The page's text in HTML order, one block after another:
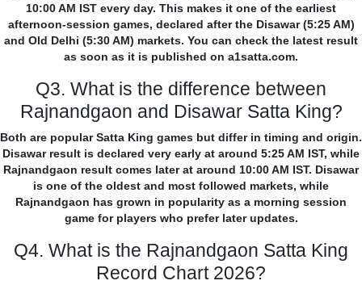
10:00 AM IST every day. This makes it one of the earliest
afternoon-session games, declared after the Disawar (5:25 AM)
and Old Delhi (5:30 AM) markets. You can check the latest result
as soon as it is published on a1satta.com.
Q3. What is the difference between
Rajnandgaon and Disawar Satta King?
Both are popular Satta King games but differ in timing and origin.
Disawar result is declared very early at around 5:25 AM IST, while
Rajnandgaon result comes later at around 10:00 AM IST. Disawar
is one of the oldest and most followed markets, while
Rajnandgaon has grown in popularity as a morning session
game for players who prefer later updates.
Q4. What is the Rajnandgaon Satta King
Record Chart 2026?